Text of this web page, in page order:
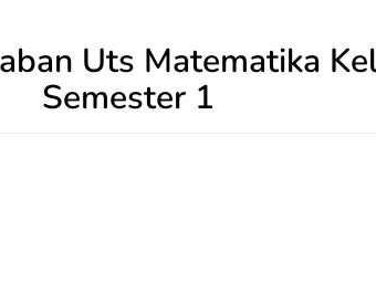
Uts Matematika
Semester 1